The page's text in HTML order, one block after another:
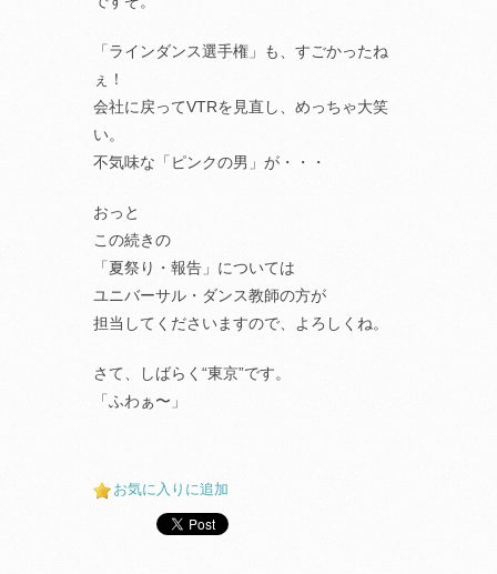
「ラインダンス選手権」も、すごかったね
ぇ！
会社に戻ってVTRを見直し、めっちゃ大笑
い。
不気味な「ピンクの男」が・・・
おっと
この続きの
「夏祭り・報告」については
ユニバーサル・ダンス教師の方が
担当してくださいますので、よろしくね。
さて、しばらく“東京”です。
「ふわぁ〜」
お気に入りに追加